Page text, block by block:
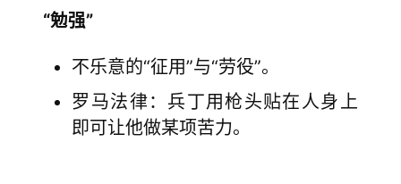
“勉强”
不乐意的“征用”与“劳役”。
罗马法律：兵丁用枪头贴在人身上
即可让他做某项苦力。